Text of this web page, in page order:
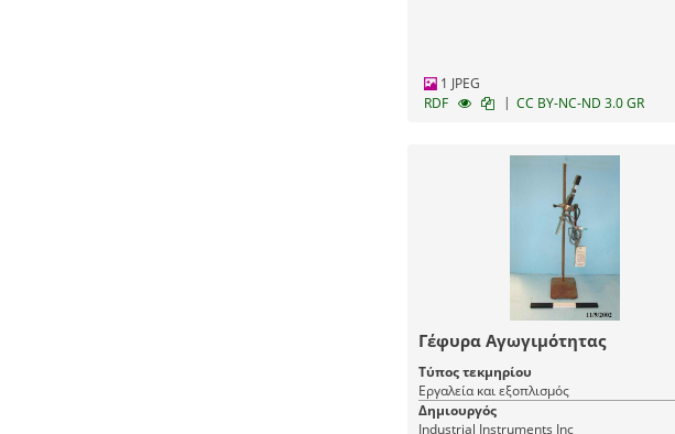
1 JPEG
RDF
| CC BY-NC-ND 3.0 GR
Γέφυρα Αγωγιμότητας
Τύπος τεκμηρίου
Εργαλεία και εξοπλισμός
Δημιουργός
Industrial Instruments Inc